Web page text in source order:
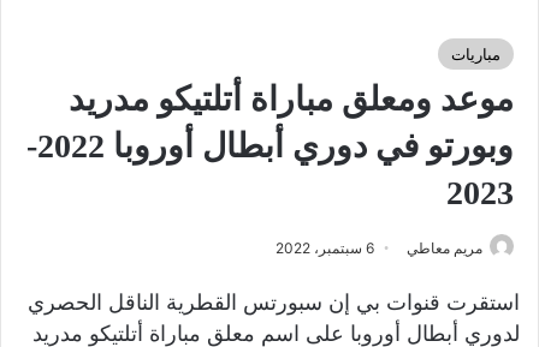
مباريات
موعد ومعلق مباراة أتلتيكو مدريد
وبورتو في دوري أبطال أوروبا 2022-
2023
مريم معاطي 6 سبتمبر، 2022
استقرت قنوات بي إن سبورتس القطرية الناقل الحصري
لدوري أبطال أوروبا على اسم معلق مباراة أتلتيكو مدريد